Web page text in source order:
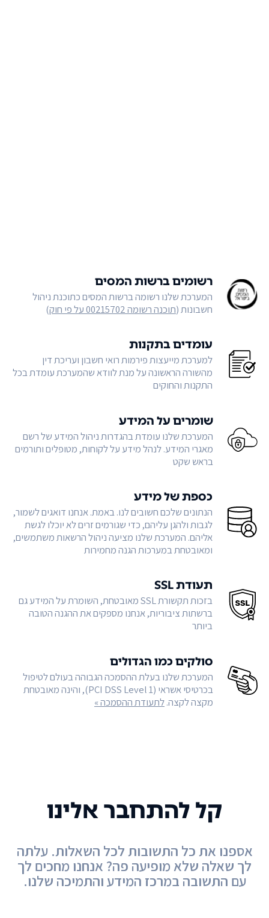
רשומים ברשות המסים
המערכת שלנו רשומה ברשות המסים כתוכנת ניהול
חשבונות (תוכנה רשומה 00215702 על פי חוק )
עומדים בתקנות
למערכת מייעצות פירמות רואי חשבון ועריכת דין
מהשורה הראשונה על מנת לוודא שהמערכת עומדת בכל
התקנות והחוקים
שומרים על המידע
המערכת שלנו עומדת בהגדרות ניהול המידע של רשם
מאגרי המידע. לנהל מידע על לקוחות, מטופלים ותורמים
בראש שקט
כספת של מידע
הנתונים שלכם חשובים לנו. באמת. אנחנו דואגים לשמור,
לגבות ולהגן עליהם, כדי שגורמים זרים לא יוכלו לגשת
אליהם. המערכת שלנו מציעה ניהול הרשאות משתמשים,
ומאובטחת במערכות הגנה מחמירות
תעודת SSL
בזכות תקשורת SSL מאובטחת, השומרת על המידע גם
ברשתות ציבוריות, אנחנו מספקים את ההגנה הטובה
ביותר
סולקים כמו הגדולים
המערכת שלנו בעלת ההסמכה הגבוהה בעולם לטיפול
בכרטיסי אשראי (PCI DSS Level 1), והינה מאובטחת
מקצה לקצה.לתעודת ההסמכה »
קל להתחבר אלינו
אספנו את כל התשובות לכל השאלות. עלתה
לך שאלה שלא מופיעה פה? אנחנו מחכים לך
עם התשובה במרכז המידע והתמיכה שלנו.